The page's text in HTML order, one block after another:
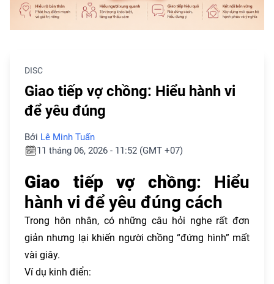
DISC
Giao tiếp vợ chồng: Hiểu hành vi
để yêu đúng
Bởi Lê Minh Tuấn
11 tháng 06, 2026 - 11:52 (GMT +07)
Giao tiếp vợ chồng: Hiểu
hành vi để yêu đúng cách
Trong hôn nhân, có những câu hỏi nghe rất đơn
giản nhưng lại khiến người chồng “đứng hình” mất
vài giây.
Ví dụ kinh điển: